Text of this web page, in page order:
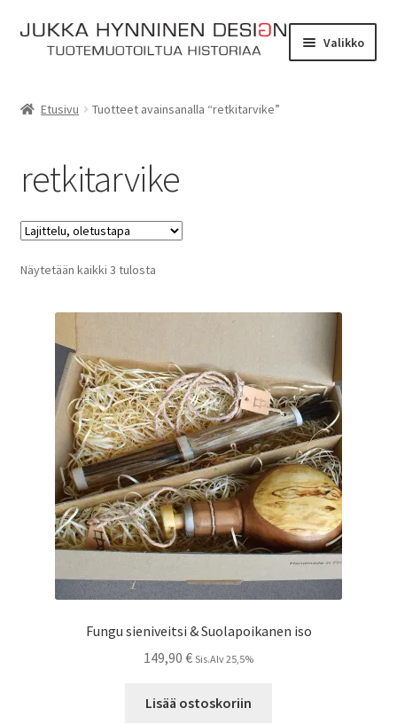
Siirry
navigointiin
Siirry
sisältöön
Valikko
Yhteydenotto
Myymälä
Verkkokauppa
Kassa
Ostoskori
Etusivu Tuotteet avainsanalla “retkitarvike”
retkitarvike
Näytetään kaikki 3 tulosta
Fungu sieniveitsi & Suolapoikanen iso
149,90 € Sis.Alv 25,5%
Lisää ostoskoriin